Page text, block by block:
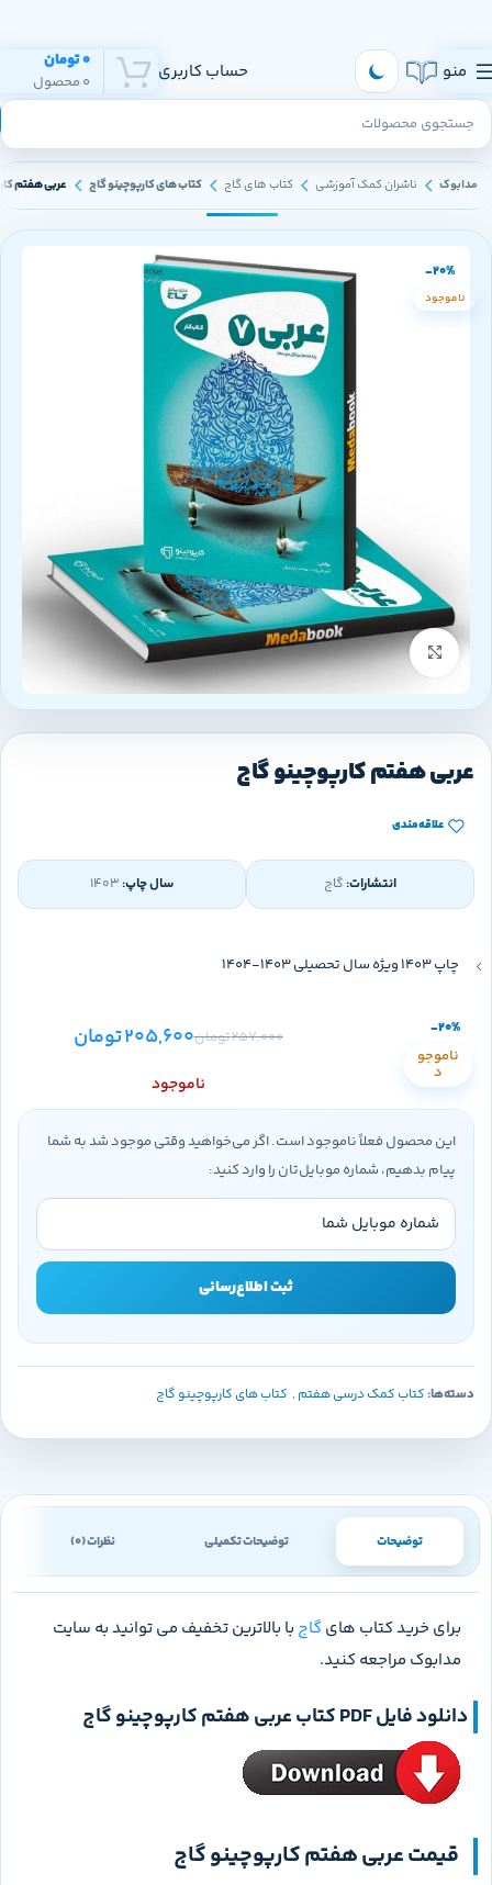
منو حساب کاربری 0 محصول
0تومان
مدابوک ناشران کمک آموزشی کتاب های گاج کتاب های کارپوچینو گاج عربی هفتم
-20%
ناموجود
بزرگنمایی تصویر
عربی هفتم کارپوچینو گاج
علاقه‌مندی
انتشارات: گاج سال چاپ:
چاپ 1403 ویژه سال تحصیلی 1403-1404
-20%
ناموجو
د
257,000تومان205,600تومان
ناموجود
این محصول فعلاً ناموجود است. اگر می‌خواهید وقتی موجود شد به شما
پیام بدهیم، شماره موبایل‌تان را وارد کنید:
ثبت اطلاع‌رسانی
دسته‌ها:کتاب کمک درسی هفتم , کتاب های کارپوچینو گاج
توضیحات توضیحات تکمیلی نظرات (0)
برای خرید کتاب های گاج با بالاترین تخفیف می توانید به سایت
مدابوک مراجعه کنید.
دانلود فایل PDF کتاب عربی هفتم کارپوچینو گاج
قیمت عربی هفتم کارپوچینو گاج